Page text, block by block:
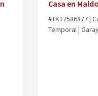
Casa en
#TKT7586877 |
Temporal |